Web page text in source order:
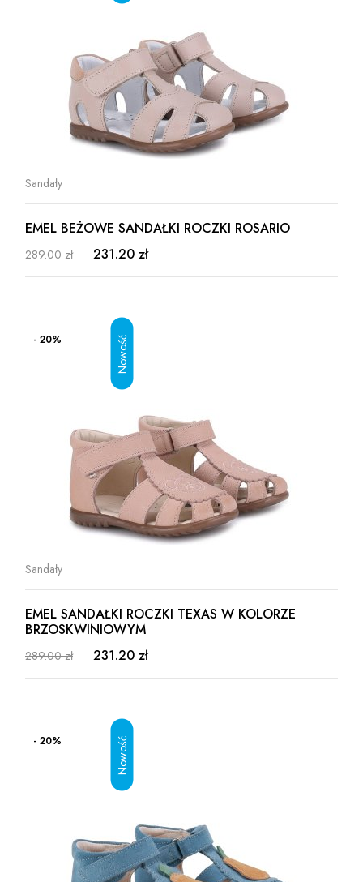
Sandały
EMEL BEŻOWE SANDAŁKI ROCZKI ROSARIO
289.00 zł 231.20 zł
- 20%
Sandały
EMEL SANDAŁKI ROCZKI TEXAS W KOLORZE
BRZOSKWINIOWYM
289.00 zł 231.20 zł
- 20%